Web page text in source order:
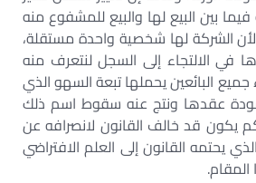
بين البيع لها والبيع للمشفوع منه
الشركة لها شخصية واحدة مستقلة،
في الالتجاء إلى السجل لنتعرف منه
البائعين يحملها تبعة السهو الذي
عقدها ونتج عنه سقوط اسم ذلك
يكون قد خالف القانون لانصرافه عن
يحتمه القانون إلى العلم الافتراضي